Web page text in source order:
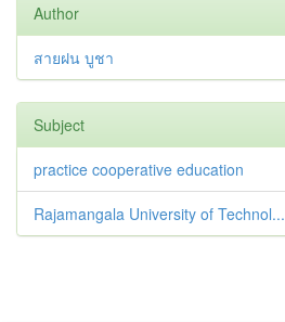
Author
สายฝน บูชา
Subject
practice cooperative education
Rajamangala University of Technol...